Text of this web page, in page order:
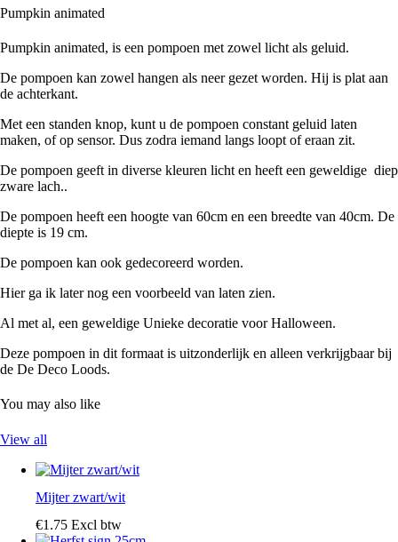
Pumpkin animated
Pumpkin animated, is een pompoen met zowel licht als geluid.
De pompoen kan zowel hangen als neer gezet worden. Hij is plat aan
de achterkant.
Met een standen knop, kunt u de pompoen constant geluid laten
maken, of op sensor. Dus zodra iemand langs loopt of eraan zit.
De pompoen geeft in diverse kleuren licht en heeft een geweldige diep
zware lach..
De pompoen heeft een hoogte van 60cm en een breedte van 40cm. De
diepte is 19 cm.
De pompoen kan ook gedecoreerd worden.
Hier ga ik later nog een voorbeeld van laten zien.
Al met al, een geweldige Unieke decoratie voor Halloween.
Deze pompoen in dit formaat is uitzonderlijk en alleen verkrijgbaar bij
de De Deco Loods.
You may also like
View all
Mijter zwart/wit
€1 .75 Excl btw